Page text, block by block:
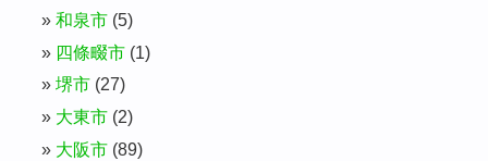
和泉市 (5)
四條畷市 (1)
堺市 (27)
大東市 (2)
大阪市 (89)